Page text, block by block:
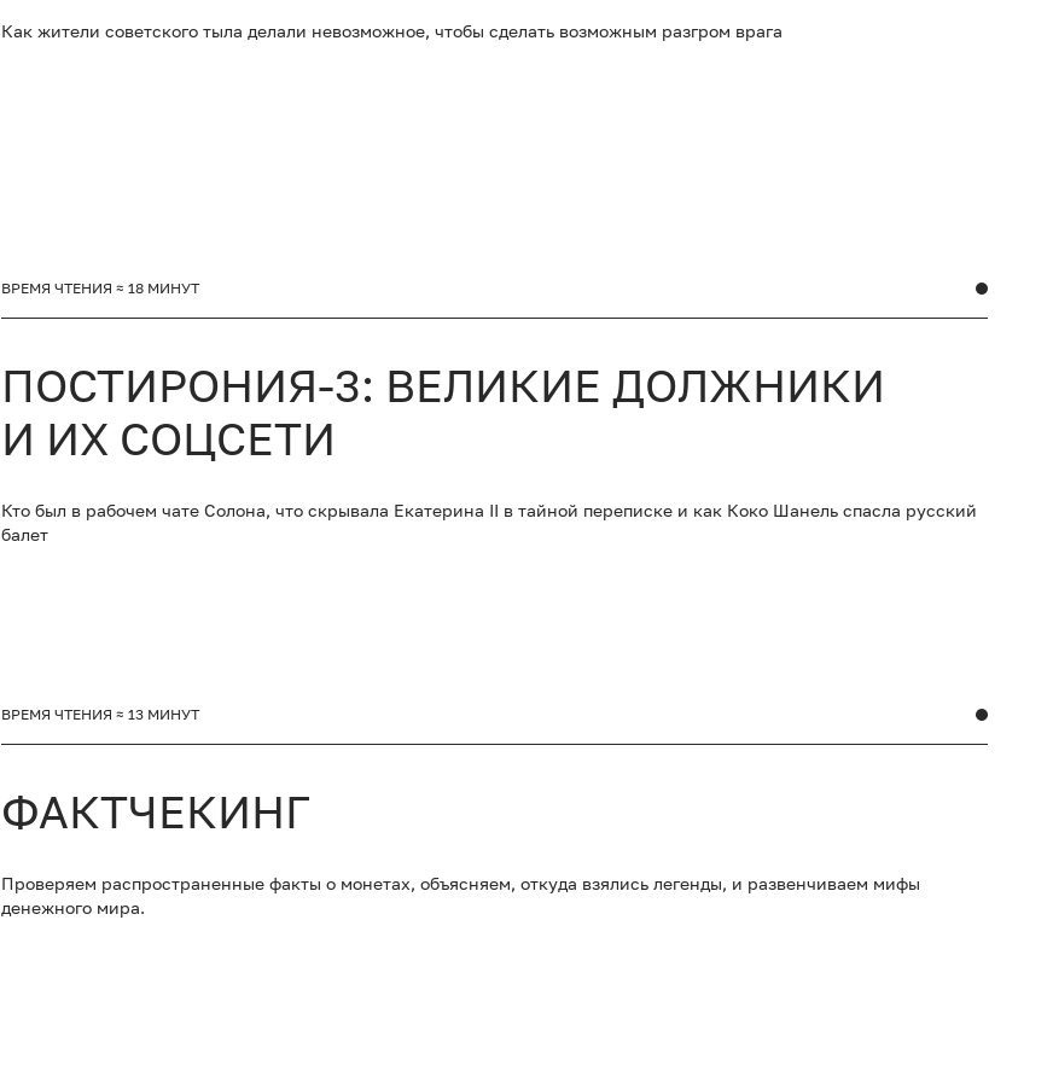
Как жители советского тыла делали невозможное, чтобы сделать возможным разгром врага
ВРЕМЯ ЧТЕНИЯ ≈ 18 МИНУТ
ПОСТИРОНИЯ-3: ВЕЛИКИЕ ДОЛЖНИКИ
И ИХ СОЦСЕТИ
Кто был в рабочем чате Солона, что скрывала Екатерина II в тайной переписке и как Коко Шанель спасла русский
балет
ВРЕМЯ ЧТЕНИЯ ≈ 13 МИНУТ
ФАКТЧЕКИНГ
Проверяем распространенные факты о монетах, объясняем, откуда взялись легенды, и развенчиваем мифы
денежного мира.